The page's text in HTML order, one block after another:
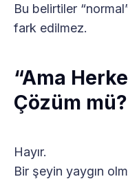
Bu belirtiler
fark edilmez.
“Ama
Çözüm mü?
Hayır.
Bir şeyin yaygın